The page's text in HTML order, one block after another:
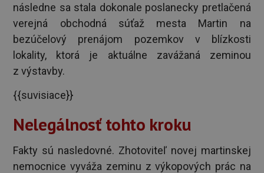
následne sa stala dokonale poslanecky pretlačená
verejná obchodná súťaž mesta Martin na
bezúčelový prenájom pozemkov v blízkosti
lokality, ktorá je aktuálne zavážaná zeminou
z výstavby.
{{suvisiace}}
Nelegálnosť tohto kroku
Fakty sú nasledovné. Zhotoviteľ novej martinskej
nemocnice vyváža zeminu z výkopových prác na